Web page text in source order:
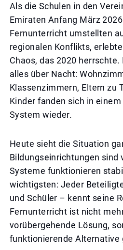
Als die Schulen in den
Emiraten Anfang März
Fernunterricht umstellten
regionalen Konflikts,
Chaos, das 2020
alles über Nacht:
Klassenzimmern, Eltern zu
Kinder fanden sich in
System wieder.
Heute sieht die Situation
Bildungseinrichtungen sind
Systeme funktionieren
wichtigsten: Jeder
und Schüler – kennt seine
Fernunterricht ist nicht
vorübergehende Lösung,
funktionierende Alternative